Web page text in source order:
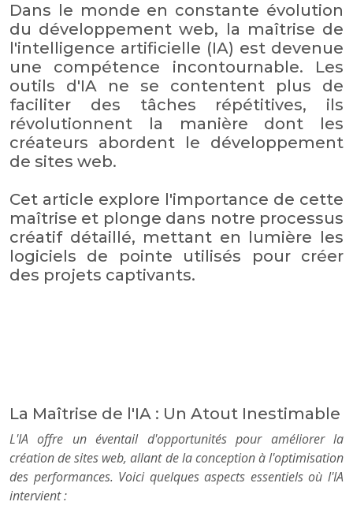
Dans le monde en constante évolution
du développement web, la maîtrise de
l'intelligence artificielle (IA) est devenue
une compétence incontournable. Les
outils d'IA ne se contentent plus de
faciliter des tâches répétitives, ils
révolutionnent la manière dont les
créateurs abordent le développement
de sites web.
Cet article explore l'importance de cette
maîtrise et plonge dans notre processus
créatif détaillé, mettant en lumière les
logiciels de pointe utilisés pour créer
des projets captivants.
La Maîtrise de l'IA : Un Atout Inestimable
L'IA offre un éventail d'opportunités pour améliorer la
création de sites web, allant de la conception à l'optimisation
des performances. Voici quelques aspects essentiels où l'IA
intervient :